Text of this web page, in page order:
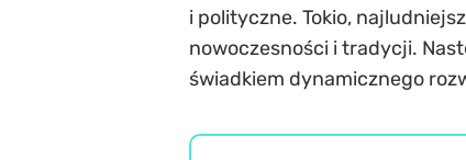
i polityczne. Tokio,
nowoczesności i tradycji.
świadkiem dynamicznego